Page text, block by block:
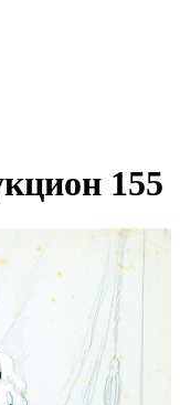
155